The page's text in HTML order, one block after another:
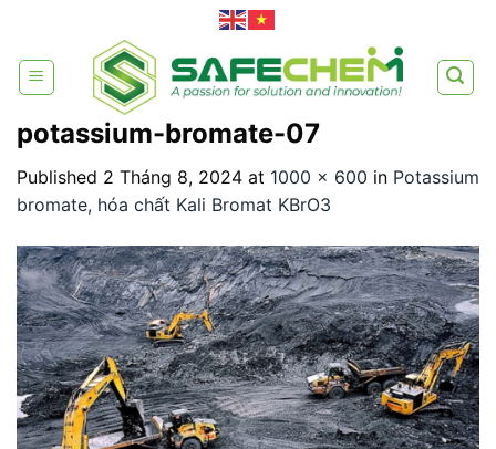
content
potassium-bromate-07
Published 2 Tháng 8, 2024 at 1000 × 600 in Potassium
bromate, hóa chất Kali Bromat KBrO3